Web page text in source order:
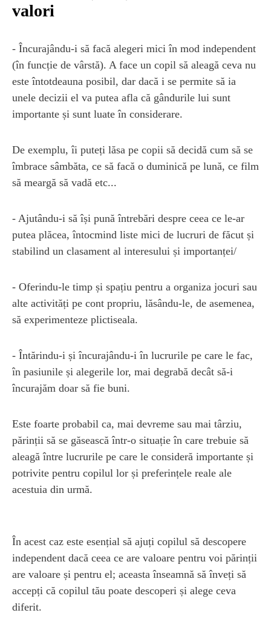
valori
- Încurajându-i să facă alegeri mici în mod independent
(în funcție de vârstă). A face un copil să aleagă ceva nu
este întotdeauna posibil, dar dacă i se permite să ia
unele decizii el va putea afla că gândurile lui sunt
importante și sunt luate în considerare.
De exemplu, îi puteți lăsa pe copii să decidă cum să se
îmbrace sâmbăta, ce să facă o duminică pe lună, ce film
să meargă să vadă etc...
- Ajutându-i să își pună întrebări despre ceea ce le-ar
putea plăcea, întocmind liste mici de lucruri de făcut și
stabilind un clasament al interesului și importanței/
- Oferindu-le timp și spațiu pentru a organiza jocuri sau
alte activități pe cont propriu, lăsându-le, de asemenea,
să experimenteze plictiseala.
- Întărindu-i și încurajându-i în lucrurile pe care le fac,
în pasiunile și alegerile lor, mai degrabă decât să-i
încurajăm doar să fie buni.
Este foarte probabil ca, mai devreme sau mai târziu,
părinții să se găsească într-o situație în care trebuie să
aleagă între lucrurile pe care le consideră importante și
potrivite pentru copilul lor și preferințele reale ale
acestuia din urmă.
În acest caz este esențial să ajuți copilul să descopere
independent dacă ceea ce are valoare pentru voi părinții
are valoare și pentru el; aceasta înseamnă să înveți să
accepți că copilul tău poate descoperi și alege ceva
diferit.